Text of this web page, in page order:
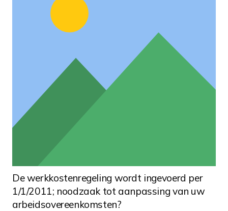
De werkkostenregeling wordt ingevoerd per
1/1/2011; noodzaak tot aanpassing van uw
arbeidsovereenkomsten?